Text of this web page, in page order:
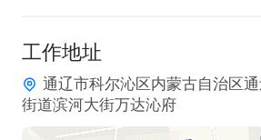
工作地址
通辽市科尔沁区内蒙古自治区
街道滨河大街万达沁府